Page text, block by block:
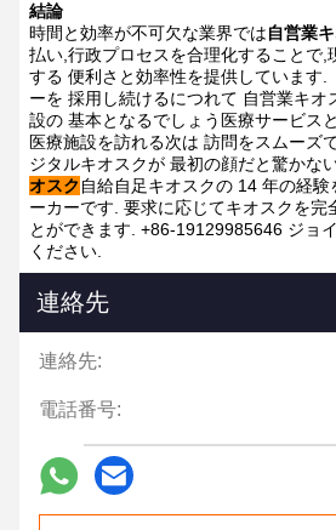
結論
時間と効率が不可欠な業界では自営業
払い,行政プロセスを合理化することで,
する 便利さと効率性を提供しています.
ーを 採用し続けるにつれて 自営業キオ
設の 基本となるでしょう医療サービス
医療施設を訪れる次は 訪問をスムーズ
ジタルキオスクが 最初の顔だと驚かな
オスク 自給自足キオスクの 14 年の経
ーカーです. 要求に応じてキオスクを完
とができます. +86-19129985646 ジョ
ください.
連絡先
連絡先:
電話番号: